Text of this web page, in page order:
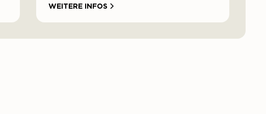
WEITERE INFOS